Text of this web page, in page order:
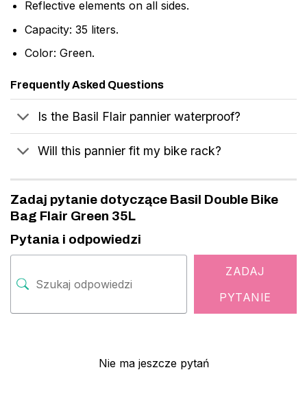
Reflective elements on all sides.
Capacity: 35 liters.
Color: Green.
Frequently Asked Questions
Is the Basil Flair pannier waterproof?
Will this pannier fit my bike rack?
Zadaj pytanie dotyczące Basil Double Bike
Bag Flair Green 35L
Pytania i odpowiedzi
ZADAJ
PYTANIE
Nie ma jeszcze pytań